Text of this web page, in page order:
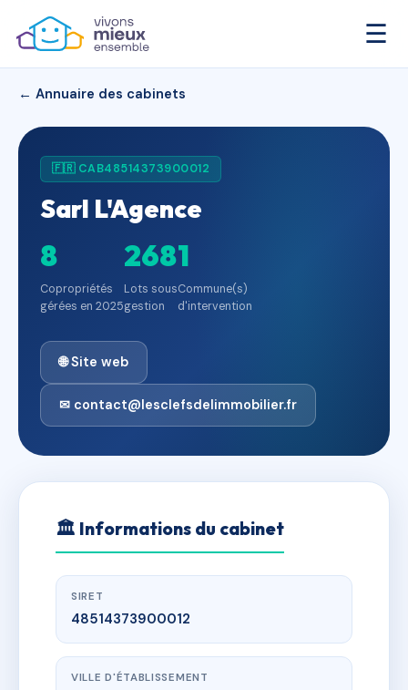
☰
← Annuaire des cabinets
🇫🇷 CAB48514373900012
Sarl L'Agence
8
Copropriétés
gérées en 2025
268
Lots sous
gestion
1
Commune(s)
d'intervention
🌐 Site web
✉ contact@lesclefsdelimmobilier.fr
🏛 Informations du cabinet
SIRET
48514373900012
VILLE D'ÉTABLISSEMENT